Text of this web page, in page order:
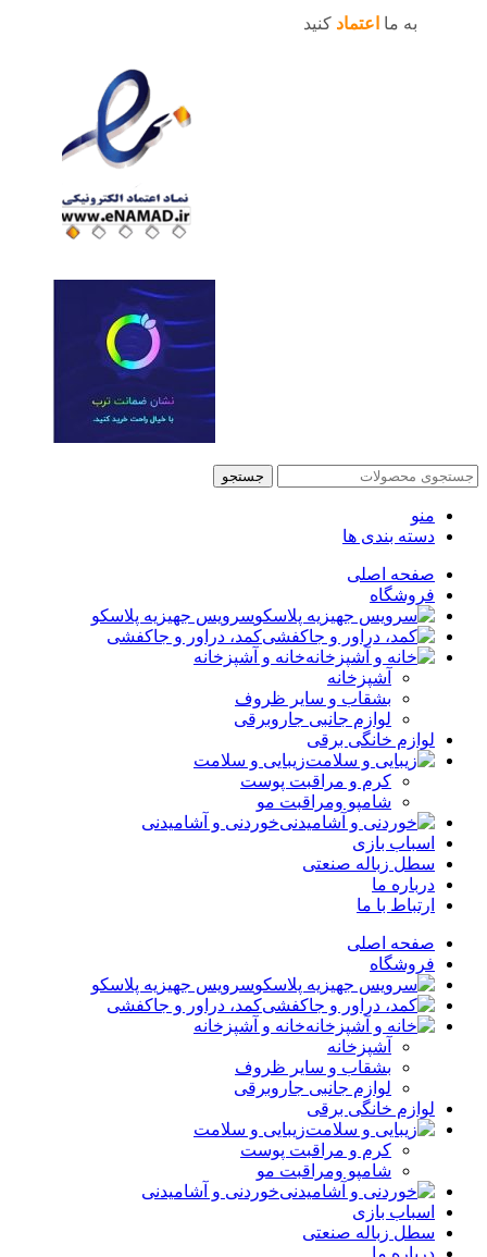
به ما اعتماد کنید
جستجو
منو
دسته بندی ها
صفحه اصلی
فروشگاه
سرویس جهیزیه پلاسکو
کمد، دراور و جاکفشی
خانه و آشپزخانه
آشپزخانه
بشقاب و سایر ظروف
لوازم جانبی جاروبرقی
لوازم خانگی برقی
زیبایی و سلامت
کرم و مراقبت پوست
شامپو ومراقبت مو
خوردنی و آشامیدنی
اسباب بازی
سطل زباله صنعتی
درباره ما
ارتباط با ما
صفحه اصلی
فروشگاه
سرویس جهیزیه پلاسکو
کمد، دراور و جاکفشی
خانه و آشپزخانه
آشپزخانه
بشقاب و سایر ظروف
لوازم جانبی جاروبرقی
لوازم خانگی برقی
زیبایی و سلامت
کرم و مراقبت پوست
شامپو ومراقبت مو
خوردنی و آشامیدنی
اسباب بازی
سطل زباله صنعتی
درباره ما